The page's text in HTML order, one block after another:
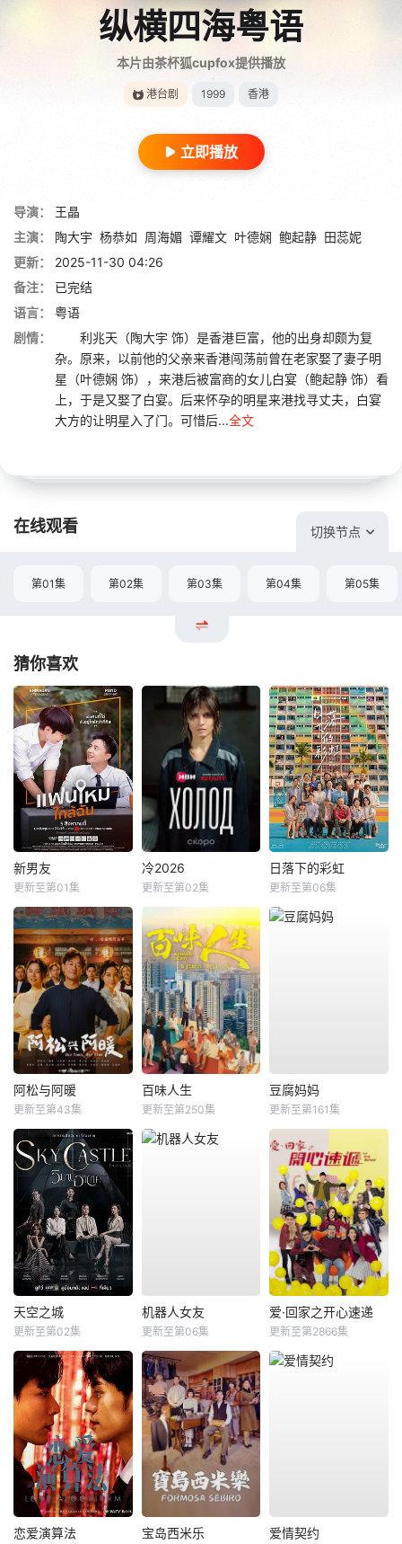
纵横四海粤语
本片由茶杯狐cupfox提供播放
港台剧 1999 香港
立即播放
导演：
王晶
主演：
陶大宇 杨恭如 周海媚 谭耀文 叶德娴 鲍起静 田蕊妮
更新：
2025-11-30 04:26
备注：
已完结
语言：
粤语
剧情：
利兆天（陶大宇 饰）是香港巨富，他的出身却颇为复
杂。原来，以前他的父亲来香港闯荡前曾在老家娶了妻子明
星（叶德娴 饰），来港后被富商的女儿白宴（鲍起静 饰）看
上，于是又娶了白宴。后来怀孕的明星来港找寻丈夫，白宴
大方的让明星入了门。可惜后...全文
在线观看 切换节点
第01集 第02集 第03集 第04集 第05集
猜你喜欢
新男友
更新至第01集
冷2026
更新至第02集
日落下的彩虹
更新至第06集
阿松与阿暖
更新至第43集
百味人生
更新至第250集
豆腐妈妈
更新至第161集
天空之城
更新至第02集
机器人女友
更新至第06集
爱·回家之开心速递
更新至第2866集
恋爱演算法 宝岛西米乐 爱情契约